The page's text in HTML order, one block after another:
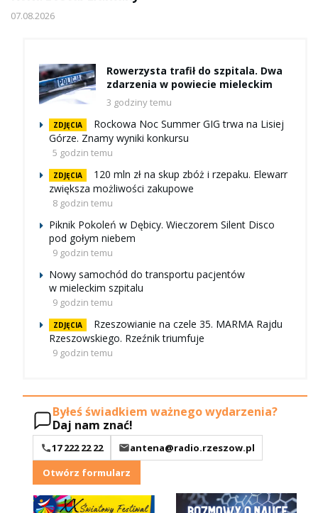
07.08.2026
Rowerzysta trafił do szpitala. Dwa
zdarzenia w powiecie mieleckim
3 godziny temu
ZDJĘCIA
Rockowa Noc Summer GIG trwa na Lisiej
Górze. Znamy wyniki konkursu
5 godzin temu
ZDJĘCIA
120 mln zł na skup zbóż i rzepaku. Elewarr
zwiększa możliwości zakupowe
8 godzin temu
Piknik Pokoleń w Dębicy. Wieczorem Silent Disco
pod gołym niebem
9 godzin temu
Nowy samochód do transportu pacjentów
w mieleckim szpitalu
9 godzin temu
ZDJĘCIA
Rzeszowianie na czele 35. MARMA Rajdu
Rzeszowskiego. Rzeźnik triumfuje
9 godzin temu
Byłeś świadkiem ważnego wydarzenia?
Daj nam znać!
17 222 22 22
antena@radio.rzeszow.pl
Otwórz formularz